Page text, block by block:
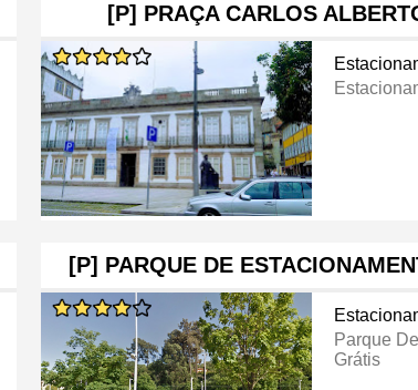
[P] PRAÇA CARLOS
[P] PARQUE DE
Parque
Grátis